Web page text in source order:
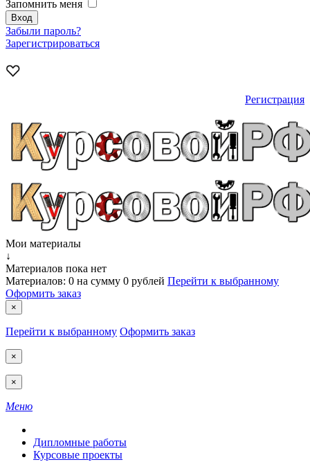
Запомнить меня
Забыли пароль?
Зарегистрироваться
Регистрация
Мои материалы
↓
Материалов пока нет
Материалов: 0 на сумму 0 рублей Перейти к выбранному
Оформить заказ
×
Перейти к выбранному Оформить заказ
×
×
Меню
Дипломные работы
Курсовые проекты